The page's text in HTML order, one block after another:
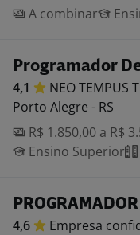
A combinar
Programador De
4,1 NEO TEMPUS
Porto Alegre - RS
R$ 1.850,00 a R$
Ensino Superior
4,6 Empresa